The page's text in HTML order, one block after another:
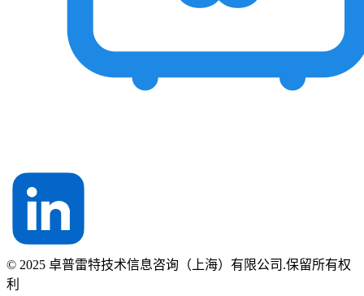
© 2025 卓普雷特技术信息咨询（上海）有限公司.保留所有权
利